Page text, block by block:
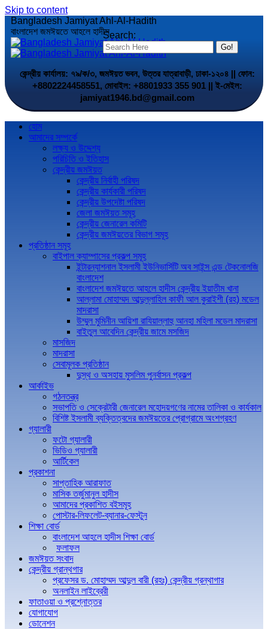
Skip to content
Search:
Bangladesh Jamiyat Ahl-Al-Hadith
বাংলাদেশ জমঈয়তে আহলে হাদীস
কেন্দ্রীয় কার্যালয়: ৭৯/ক/৩, জমঈয়ত ভবন, উত্তর যাত্রাবাড়ী, ঢাকা-১২০৪ || ফোন:
+8802224458551, মোবাইল: +8801933 355 901 || ই-মেইল:
jamiyat1946.bd@gmail.com
হোম
আমাদের সম্পর্কে
লক্ষ্য ও উদ্দেশ্য
পরিচিতি ও ইতিহাস
কেন্দ্রীয় জমঈয়ত
কেন্দ্রীয় নির্বাহী পরিষদ
কেন্দ্রীয় কার্যকারী পরিষদ
কেন্দ্রীয় উপদেষ্টা পরিষদ
জেলা জমঈয়ত সমূহ
কেন্দ্রীয় জেনারেল কমিটি
কেন্দ্রীয় জমঈয়তের বিভাগ সমূহ
প্রতিষ্ঠান সমূহ
বাইপাল ক্যাম্পাসের প্রকল্প সমূহ
ইন্টারন্যাশনাল ইসলামী ইউনিভার্সিটি অব সাইন্স এন্ড টেকনোলজি
বাংলাদেশ
বাংলাদেশ জমঈয়তে আহলে হাদীস কেন্দ্রীয় ইয়াতীম খানা
আল্লামা মোহাম্মদ আব্দুল্লাহিল কাফী আল কুরাইশী (রহ) মডেল
মাদরাসা
উম্মুল মুমিনীন আয়িশা রাযিয়াল্লাহু আনহা মহিলা মডেল মাদরাসা
বাইতুল আবেদিন কেন্দ্রীয় জামে মসজিদ
মাসজিদ
মাদরাসা
সেবামূলক প্রতিষ্ঠান
দুস্থ ও অসহায় মুসলিম পুনর্বাসন প্রকল্প
আর্কাইভ
গঠনতন্ত্র
সভাপতি ও সেক্রেটারী জেনারেল মহোদয়গণের নামের তালিকা ও কার্যকাল
বিশিষ্ট ইসলামী ব্যক্তিত্বদের জমঈয়তের প্রোগ্রামে অংশগ্রহণ
গ্যালারী
ফটো গ্যালারী
ভিডিও গ্যালারী
আর্টিকেল
প্রকাশনা
সাপ্তাহিক আরাফাত
মাসিক তর্জুমানুল হাদীস
আমাদের প্রকাশিত বইসমূহ
পোস্টার-লিফলেট-ব্যানার-ফেস্টুন
শিক্ষা বোর্ড
বাংলাদেশ আহলে হাদীস শিক্ষা বোর্ড
ফলাফল
জমঈয়ত সংবাদ
কেন্দ্রীয় গ্রান্থগার
প্রফেসর ড. মোহাম্মদ আব্দুল বারী (রহঃ) কেন্দ্রীয় গ্রন্থাগার
অনলাইন লাইব্রেরী
ফাতাওয়া ও প্রশ্নোত্তর
যোগাযোগ
ডোনেশন